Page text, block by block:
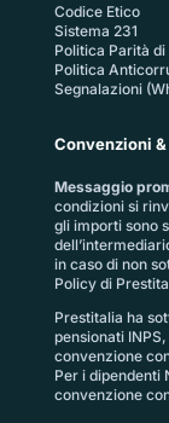
Codice Etico
Sistema 231
Politica Parità di
Politica
Segnalazioni
Convenzioni
Messaggio
condizioni si
gli importi sono
in caso di non
Policy di
Prestitalia ha
pensionati
convenzione
Per i dipendenti
convenzione